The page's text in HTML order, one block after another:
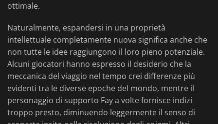
ottimale.
Naturalmente, espandersi in una proprietà
intellettuale completamente nuova significa anche che
non tutte le idee raggiungono il loro pieno potenziale.
Alcuni giocatori hanno espresso il desiderio che la
meccanica del viaggio nel tempo crei differenze più
evidenti tra le diverse epoche del mondo, mentre il
personaggio di supporto Fay a volte fornisce indizi
troppo presto, diminuendo leggermente il senso di